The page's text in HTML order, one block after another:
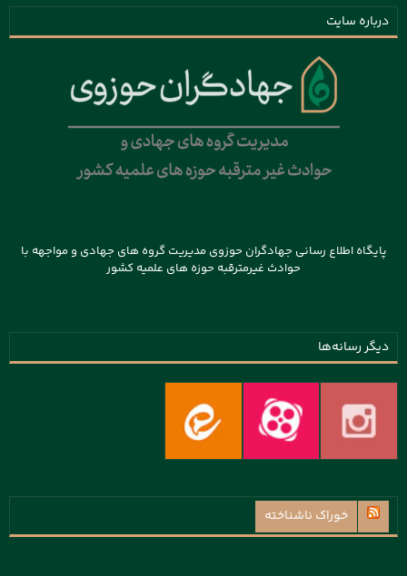
درباره سایت
پایگاه اطلاع رسانی جهادگران حوزوی مدیریت گروه های جهادی و مواجهه با
حوادث غیرمترقبه حوزه های علمیه کشور
دیگر رسانه‌ها
خوراک ناشناخته